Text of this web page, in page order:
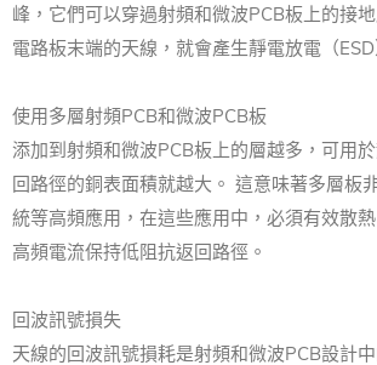
峰，它們可以穿過射頻和微波PCB板上的接
電路板末端的天線，就會產生靜電放電（ESD
使用多層射頻PCB和微波PCB板
添加到射頻和微波PCB板上的層越多，可用
回路徑的銅表面積就越大。 這意味著多層板
統等高頻應用，在這些應用中，必須有效散
高頻電流保持低阻抗返回路徑。
回波訊號損失
天線的回波訊號損耗是射頻和微波PCB設計